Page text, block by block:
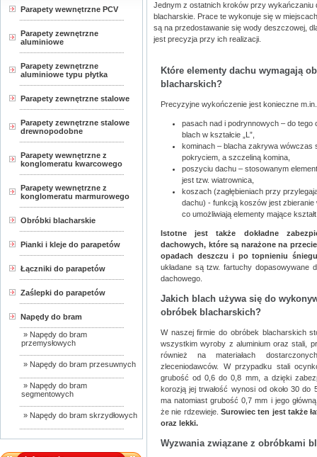
Parapety wewnętrzne PCV
Parapety zewnętrzne
aluminiowe
Parapety zewnętrzne
aluminiowe typu płytka
Parapety zewnętrzne stalowe
Parapety zewnętrzne stalowe
drewnopodobne
Parapety wewnętrzne z
konglomeratu kwarcowego
Parapety wewnętrzne z
konglomeratu marmurowego
Obróbki blacharskie
Pianki i kleje do parapetów
Łączniki do parapetów
Zaślepki do parapetów
Napędy do bram
» Napędy do bram
przemysłowych
» Napędy do bram przesuwnych
» Napędy do bram
segmentowych
» Napędy do bram skrzydłowych
Jednym z ostatnich kroków przy wykańczaniu
blacharskie. Prace te wykonuje się w
są na przedostawanie się wody deszczowej,
jest precyzja przy ich realizacji.
Które elementy dachu wymagają
blacharskich?
Precyzyjne wykończenie jest konieczne
pasach nad i podrynnowych – do tego
blach w kształcie „L”,
kominach – blacha zakrywa wówczas
pokryciem, a szczeliną komina,
poszyciu dachu – stosowanym
jest tzw. wiatrownica,
koszach (zagłębieniach przy
dachu) - funkcją koszów jest zbieranie
co umożliwiają elementy mające kształt
Istotne jest także dokładne
dachowych, które są narażone na
opadach deszczu i po topnieniu
układane są tzw. fartuchy dopasowywane
dachowego.
Jakich blach używa się do
obróbek blacharskich?
W naszej firmie do obróbek blacharskich
wszystkim wyroby z aluminium oraz stali,
również na materiałach
zleceniodawców. W przypadku stali
grubość od 0,6 do 0,8 mm, a dzięki
korozją jej trwałość wynosi od około 30 do
ma natomiast grubość 0,7 mm i jego
że nie rdzewieje. Surowiec ten jest także
oraz lekki.
Wyzwania związane z obróbkami